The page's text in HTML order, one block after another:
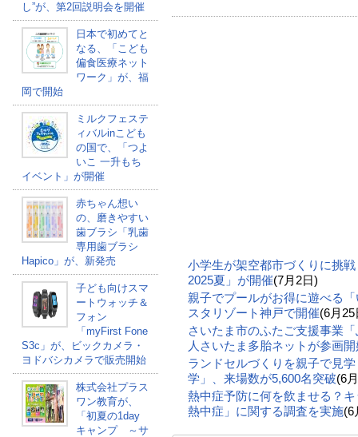
し”が、第2回説明会を開催
日本で初めてと
なる、「こども
偏食医療ネット
ワーク」が、福
岡で開始
ミルクフェステ
ィバルinこども
の国で、「つよ
いこ 一升もち
イベント」が開催
赤ちゃん想い
の、磨きやすい
歯ブラシ「乳歯
専用歯ブラシ
Hapico」が、新発売
子ども向けスマ
ートウォッチ＆
フォン
「myFirst Fone
S3c」が、ビックカメラ・
ヨドバシカメラで販売開始
株式会社プラス
ワン教育が、
「初夏の1day
キャンプ ～サ
小学生が架空都市づくりに挑
2025夏」が開催(7月2日)
親子でプールがお得に遊べる
スタリゾート神戸で開催(6月25
さいたま市のふたご支援事業
人さいたま多胎ネットが参画開
ランドセルづくりを親子で見
学」、来場数が5,600名突破(6
熱中症予防に何を飲ませる？
熱中症」に関する調査を実施(6